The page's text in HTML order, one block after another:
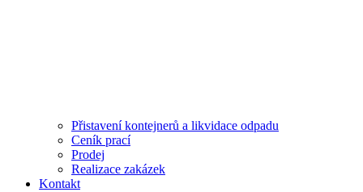
Přistavení kontejnerů a likvidace odpadu
Ceník prací
Prodej
Realizace zakázek
Kontakt